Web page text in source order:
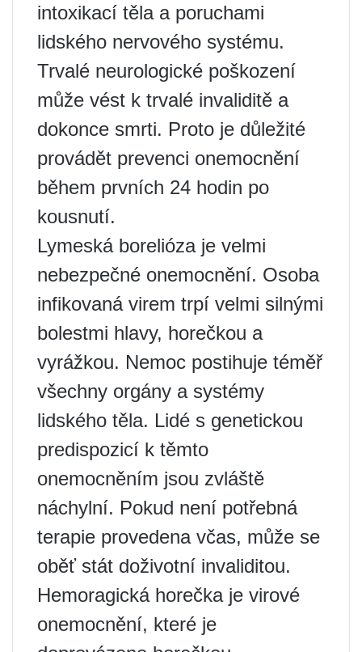
intoxikací těla a poruchami
lidského nervového systému.
Trvalé neurologické poškození
může vést k trvalé invaliditě a
dokonce smrti. Proto je důležité
provádět prevenci onemocnění
během prvních 24 hodin po
kousnutí.
Lymeská borelióza je velmi
nebezpečné onemocnění. Osoba
infikovaná virem trpí velmi silnými
bolestmi hlavy, horečkou a
vyrážkou. Nemoc postihuje téměř
všechny orgány a systémy
lidského těla. Lidé s genetickou
predispozicí k těmto
onemocněním jsou zvláště
náchylní. Pokud není potřebná
terapie provedena včas, může se
oběť stát doživotní invaliditou.
Hemoragická horečka je virové
onemocnění, které je